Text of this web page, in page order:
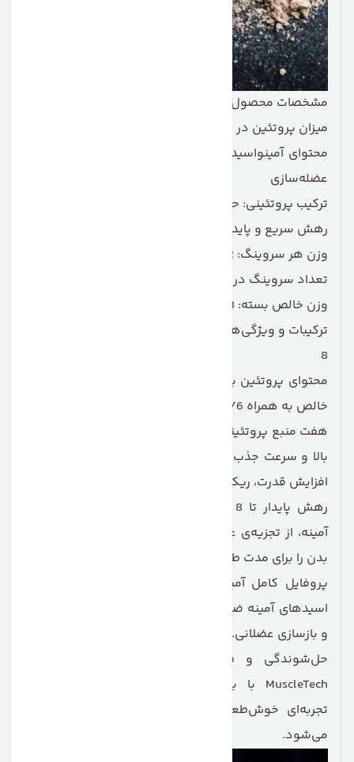
مشخصات محصول پروتئین کازئین ماسل تک فاز 8
میزان پروتئین در هر سروینگ: 26 گرم پروتئین باکیفیت
عضله‌سازی
ترکیب پروتئینی: حاوی پروتئین وی و پروتئین کازئین برای
رهش سریع و پایدار
وزن هر سروینگ: 42 گرم
تعداد سروینگ در هر بسته: 50 وعده
وزن خالص بسته: 2.08 کیلوگرم
ترکیبات و ویژگی‌های کلیدی
8
خالص به همراه 5/6 گرم BCAA و تنها 1 گرم قند است.
هفت منبع پروتئینی متنوع: این منابع با ارزش بیولوژیکی
بالا و سرعت جذب متفاوت، بدن را در شرایط مناسب برای
افزایش قدرت، ریکاوری و رشد عضلات قرار می‌دهند.
آمینه، از تجزیه‌ی عضلات جلوگیری کرده و حالت آنابولیک
بدن را برای مدت طولانی حفظ می‌کند.
و بازسازی عضلانی.
حل‌شوندگی و طعم عالی: به لطف همکاری برند
MuscleTech با بهترین شرکت‌های طعم‌سازی جهان،
تجربه‌ای خوش‌طعم و لذت‌بخش در هر وعده فراهم
می‌شود.